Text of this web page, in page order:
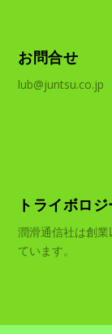
お問合せ
lub@juntsu.co.jp
トライボロジ
潤滑通信社は創
ています。